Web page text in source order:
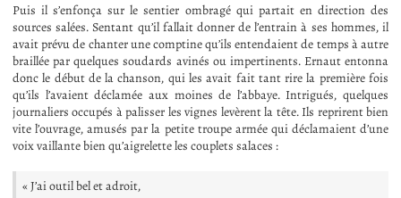
Puis il s’enfonça sur le sentier ombragé qui partait en direction des
sources salées. Sentant qu’il fallait donner de l’entrain à ses hommes, il
avait prévu de chanter une comptine qu’ils entendaient de temps à autre
braillée par quelques soudards avinés ou impertinents. Ernaut entonna
donc le début de la chanson, qui les avait fait tant rire la première fois
qu’ils l’avaient déclamée aux moines de l’abbaye. Intrigués, quelques
journaliers occupés à palisser les vignes levèrent la tête. Ils reprirent bien
vite l’ouvrage, amusés par la petite troupe armée qui déclamaient d’une
voix vaillante bien qu’aigrelette les couplets salaces :
« J’ai outil bel et adroit,